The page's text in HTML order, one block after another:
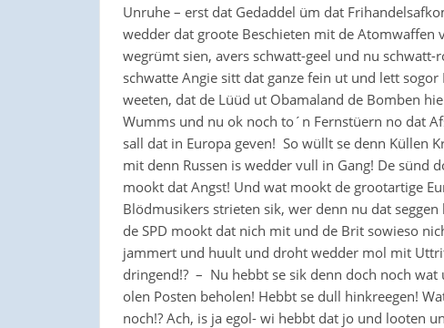
Unruhe – erst dat Gedaddel üm dat
wedder dat groote Beschieten mit de Atomwaffen
wegrümt sien, avers schwatt-geel und nu
schwatte Angie sitt dat ganze fein ut und lett
weeten, dat de Lüüd ut Obamaland de Bomben
Wumms und nu ok noch to´n Fernstüern no dat
sall dat in Europa geven! So wüllt se denn Küllen
mit denn Russen is wedder vull in Gang! De sünd
mookt dat Angst! Und wat mookt de grootartige
Blödmusikers strieten sik, wer denn nu dat
de SPD mookt dat nich mit und de Brit sowieso
jammert und huult und droht wedder mol mit
dringend!? – Nu hebbt se sik denn doch noch wat
olen Posten beholen! Hebbt se dull hinkreegen!
noch!? Ach, is ja egol- wi hebbt dat jo und looten